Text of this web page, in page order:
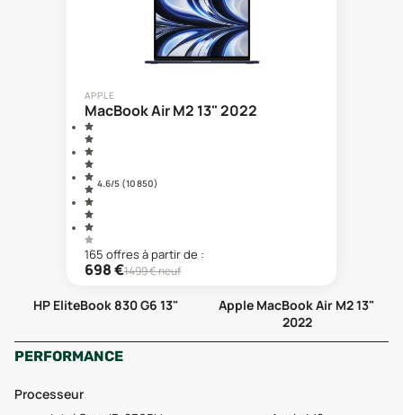
APPLE
MacBook Air M2 13" 2022
4.6/5 (10 850)
165 offresà partir de :
698€1499€ neuf
HP EliteBook 830 G6 13"
Apple MacBook Air M2 13"
2022
PERFORMANCE
Processeur